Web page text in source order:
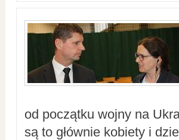
od początku wojny na
są to głównie kobiety i